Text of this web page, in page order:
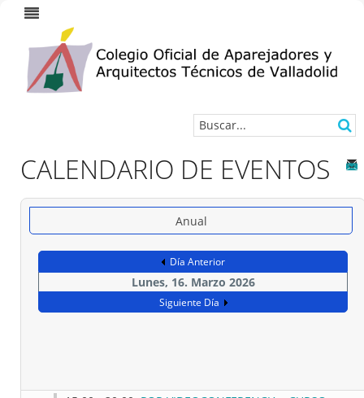
CALENDARIO DE EVENTOS
Anual
Día Anterior
Lunes, 16. Marzo 2026
Siguiente Día